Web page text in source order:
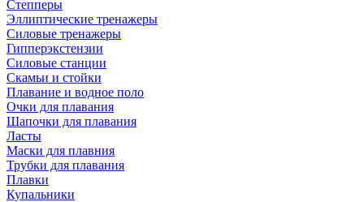
Степперы
Эллиптические тренажеры
Силовые тренажеры
Гипперэкстензии
Силовые станции
Скамьи и стойки
Плавание и водное поло
Очки для плавания
Шапочки для плавания
Ласты
Маски для плавния
Трубки для плавания
Плавки
Купальники